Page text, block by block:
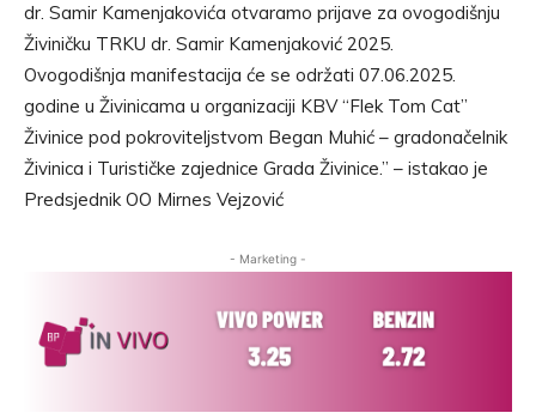
dr. Samir Kamenjakovića otvaramo prijave za ovogodišnju
Živiničku TRKU dr. Samir Kamenjaković 2025.
Ovogodišnja manifestacija će se održati 07.06.2025.
godine u Živinicama u organizaciji KBV “Flek Tom Cat”
Živinice pod pokroviteljstvom Began Muhić – gradonačelnik
Živinica i Turističke zajednice Grada Živinice.” – istakao je
Predsjednik OO Mirnes Vejzović
- Marketing -